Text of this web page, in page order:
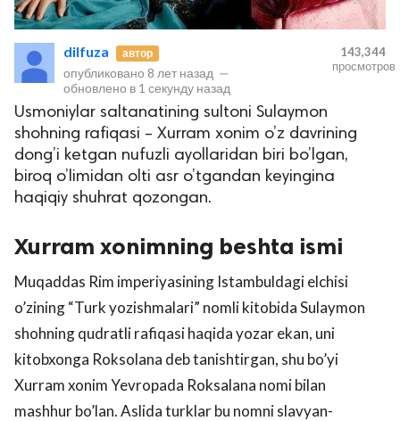
dilfuza автор
опубликовано 8 лет назад —
обновлено в 1 секунду назад
143,344
просмотров
Usmoniylar saltanatining sultoni Sulaymon
shohning rafiqasi – Xurram xonim o’z davrining
dong’i ketgan nufuzli ayollaridan biri bo’lgan,
biroq o’limidan olti asr o’tgandan keyingina
haqiqiy shuhrat qozongan.
Xurram xonimning beshta ismi
Muqaddas Rim imperiyasining Istambuldagi elchisi
o’zining “Turk yozishmalari” nomli kitobida Sulaymon
shohning qudratli rafiqasi haqida yozar ekan, uni
kitobxonga Roksolana deb tanishtirgan, shu bo’yi
Xurram xonim Yevropada Roksalana nomi bilan
mashhur bo’lan. Aslida turklar bu nomni slavyan-